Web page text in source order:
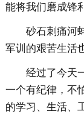
能将我们磨成锋
砂石刺痛河
军训的艰苦生活
经过了今天
一个有纪律，不
的学习、生活、